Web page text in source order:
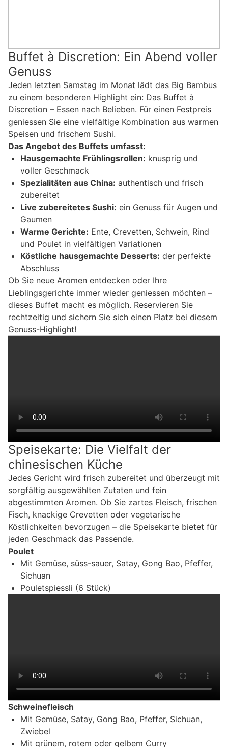
Buffet à Discretion: Ein Abend voller
Genuss
Jeden letzten Samstag im Monat lädt das Big Bambus
zu einem besonderen Highlight ein: Das Buffet à
Discretion – Essen nach Belieben. Für einen Festpreis
geniessen Sie eine vielfältige Kombination aus warmen
Speisen und frischem Sushi.
Das Angebot des Buffets umfasst:
Hausgemachte Frühlingsrollen: knusprig und
voller Geschmack
Spezialitäten aus China: authentisch und frisch
zubereitet
Live zubereitetes Sushi: ein Genuss für Augen und
Gaumen
Warme Gerichte: Ente, Crevetten, Schwein, Rind
und Poulet in vielfältigen Variationen
Köstliche hausgemachte Desserts: der perfekte
Abschluss
Ob Sie neue Aromen entdecken oder Ihre
Lieblingsgerichte immer wieder geniessen möchten –
dieses Buffet macht es möglich. Reservieren Sie
rechtzeitig und sichern Sie sich einen Platz bei diesem
Genuss-Highlight!
Speisekarte: Die Vielfalt der
chinesischen Küche
Jedes Gericht wird frisch zubereitet und überzeugt mit
sorgfältig ausgewählten Zutaten und fein
abgestimmten Aromen. Ob Sie zartes Fleisch, frischen
Fisch, knackige Crevetten oder vegetarische
Köstlichkeiten bevorzugen – die Speisekarte bietet für
jeden Geschmack das Passende.
Poulet
Mit Gemüse, süss-sauer, Satay, Gong Bao, Pfeffer,
Sichuan
Pouletspiessli (6 Stück)
Schweinefleisch
Mit Gemüse, Satay, Gong Bao, Pfeffer, Sichuan,
Zwiebel
Mit grünem, rotem oder gelbem Curry